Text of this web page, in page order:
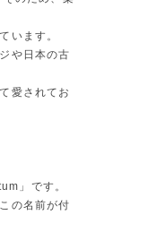
います。
や日本の古
愛されてお
」です。
の名前が付